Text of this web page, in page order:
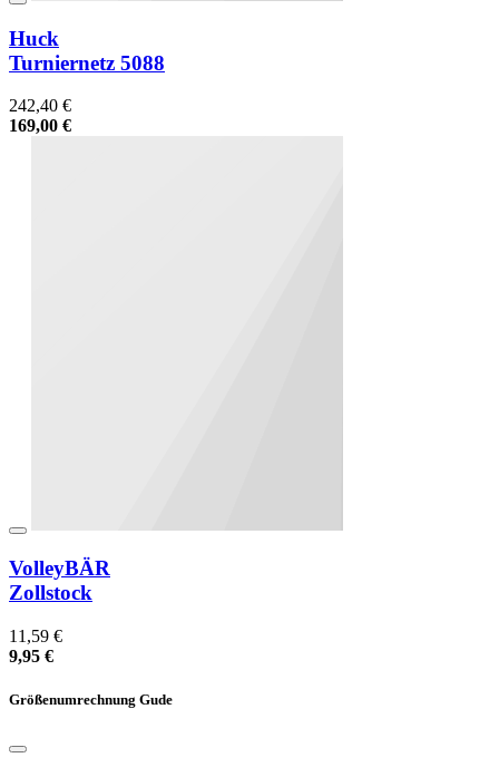
Huck
Turniernetz 5088
242,40 €
169,00 €
VolleyBÄR
Zollstock
11,59 €
9,95 €
Größenumrechnung Gude